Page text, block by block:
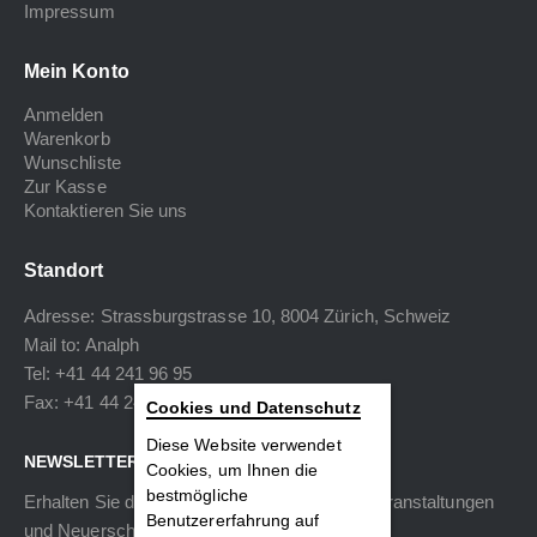
Impressum
Mein Konto
Anmelden
Warenkorb
Wunschliste
Zur Kasse
Kontaktieren Sie uns
Standort
Adresse: Strassburgstrasse 10, 8004 Zürich, Schweiz
Mail to: Analph
Tel: +41 44 241 96 95
Fax: +41 44 240 34 40
NEWSLETTER
Erhalten Sie die neuesten Informationen zu Veranstaltungen
und Neuerscheinungen.
Cookies und Datenschutz
Diese Website verwendet
Cookies, um Ihnen die
bestmögliche
Benutzererfahrung auf